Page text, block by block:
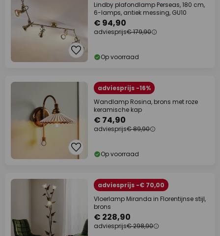
Lindby plafondlamp Perseas, 180 cm,
6-lamps, antiek messing, GU10
€ 94,90
adviesprijs€ 179,90
Op voorraad
adviesprijs -16%
Wandlamp Rosina, brons met roze
keramische kap
€ 74,90
adviesprijs€ 89,90
Op voorraad
adviesprijs -€ 70,00
Vloerlamp Miranda in Florentijnse stijl,
brons
€ 228,90
adviesprijs€ 298,90